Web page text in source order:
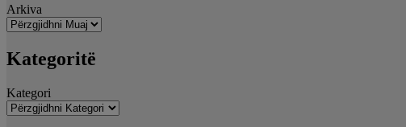
Arkiva
Kategoritë
Kategori